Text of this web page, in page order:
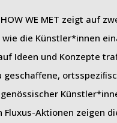
WE MET zeigt auf
wie die Künstler*innen
Ideen und Konzepte
geschaﬀene,
Fluxus-Aktionen zeigen